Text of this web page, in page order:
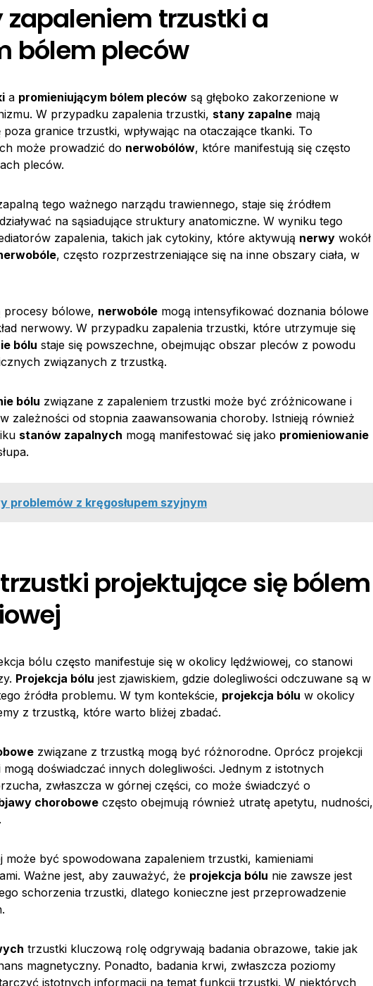
zapaleniem trzustki a
bólem pleców
a promieniującym bólem pleców są głęboko zakorzenione w
W przypadku zapalenia trzustki, stany zapalne mają
granice trzustki, wpływając na otaczające tkanki. To
może prowadzić do nerwobólów, które manifestują się często
pleców.
tego ważnego narządu trawiennego, staje się źródłem
na sąsiadujące struktury anatomiczne. W wyniku tego
zapalenia, takich jak cytokiny, które aktywują nerwy wokół
, często rozprzestrzeniające się na inne obszary ciała, w
procesy bólowe, nerwobóle mogą intensyfikować doznania bólowe
nerwowy. W przypadku zapalenia trzustki, które utrzymuje się
bólu staje się powszechne, obejmując obszar pleców z powodu
związanych z trzustką.
bólu związane z zapaleniem trzustki może być zróżnicowane i
zależności od stopnia zaawansowania choroby. Istnieją również
stanów zapalnych mogą manifestować się jako promieniowanie
problemów z kręgosłupem szyjnym
projektujące się bólem
bólu często manifestuje się w okolicy lędźwiowej, co stanowi
Projekcja bólu jest zjawiskiem, gdzie dolegliwości odczuwane są w
źródła problemu. W tym kontekście, projekcja bólu w okolicy
z trzustką, które warto bliżej zbadać.
związane z trzustką mogą być różnorodne. Oprócz projekcji
doświadczać innych dolegliwości. Jednym z istotnych
zwłaszcza w górnej części, co może świadczyć o
chorobowe często obejmują również utratę apetytu, nudności,
być spowodowana zapaleniem trzustki, kamieniami
Ważne jest, aby zauważyć, że projekcja bólu nie zawsze jest
schorzenia trzustki, dlatego konieczne jest przeprowadzenie
trzustki kluczową rolę odgrywają badania obrazowe, takie jak
magnetyczny. Ponadto, badania krwi, zwłaszcza poziomy
istotnych informacji na temat funkcji trzustki. W niektórych